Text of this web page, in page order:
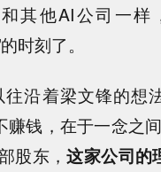
其他AI公司一样
时刻了。
往沿着梁文锋的想
赚钱，在于一念之
股东，这家公司的